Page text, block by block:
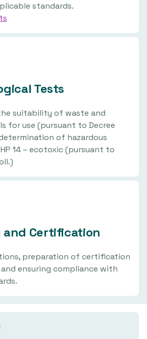
standards.
Tests
suitability of waste and
for use (pursuant to Decree
of hazardous
14 – ecotoxic (pursuant to
Certification
preparation of certification
ensuring compliance with